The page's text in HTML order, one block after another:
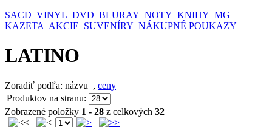
SACD VINYL DVD BLURAY NOTY KNIHY MG
KAZETA AKCIE SUVENÍRY NÁKUPNÉ POUKAZY
LATINO
Zoradiť podľa: názvu , ceny
Produktov na stranu:
Zobrazené položky 1 - 28 z celkových 32